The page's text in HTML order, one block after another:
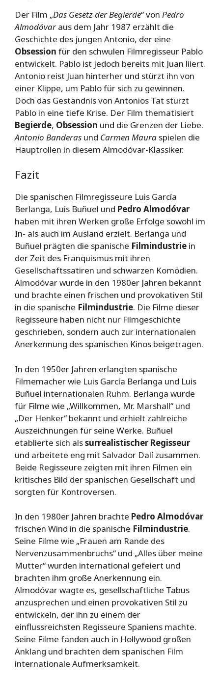
Der Film „Das Gesetz der Begierde“ von Pedro
Almodóvaraus dem Jahr 1987 erzählt die
Geschichte des jungen Antonio, der eine
Obsession für den schwulen Filmregisseur Pablo
entwickelt. Pablo ist jedoch bereits mit Juan liiert.
Antonio reist Juan hinterher und stürzt ihn von
einer Klippe, um Pablo für sich zu gewinnen.
Doch das Geständnis von Antonios Tat stürzt
Pablo in eine tiefe Krise. Der Film thematisiert
Begierde, Obsession und die Grenzen der Liebe.
Antonio Banderas und Carmen Maura spielen die
Hauptrollen in diesem Almodóvar-Klassiker.
Fazit
Die spanischen Filmregisseure Luis García
Berlanga, Luis Buñuel und Pedro Almodóvar
haben mit ihren Werken große Erfolge sowohl im
In- als auch im Ausland erzielt. Berlanga und
Buñuel prägten die spanische Filmindustrie in
der Zeit des Franquismus mit ihren
Gesellschaftssatiren und schwarzen Komödien.
Almodóvar wurde in den 1980er Jahren bekannt
und brachte einen frischen und provokativen Stil
in die spanische Filmindustrie. Die Filme dieser
Regisseure haben nicht nur Filmgeschichte
geschrieben, sondern auch zur internationalen
Anerkennung des spanischen Kinos beigetragen.
In den 1950er Jahren erlangten spanische
Filmemacher wie Luis García Berlanga und Luis
Buñuel internationalen Ruhm. Berlanga wurde
für Filme wie „Willkommen, Mr. Marshall“ und
„Der Henker“ bekannt und erhielt zahlreiche
Auszeichnungen für seine Werke. Buñuel
etablierte sich alssurrealistischer Regisseur
und arbeitete eng mit Salvador Dalí zusammen.
Beide Regisseure zeigten mit ihren Filmen ein
kritisches Bild der spanischen Gesellschaft und
sorgten für Kontroversen.
In den 1980er Jahren brachte Pedro Almodóvar
frischen Wind in die spanische Filmindustrie.
Seine Filme wie „Frauen am Rande des
Nervenzusammenbruchs“ und „Alles über meine
Mutter“ wurden international gefeiert und
brachten ihm große Anerkennung ein.
Almodóvar wagte es, gesellschaftliche Tabus
anzusprechen und einen provokativen Stil zu
entwickeln, der ihn zu einem der
einflussreichsten Regisseure Spaniens machte.
Seine Filme fanden auch in Hollywood großen
Anklang und brachten dem spanischen Film
internationale Aufmerksamkeit.